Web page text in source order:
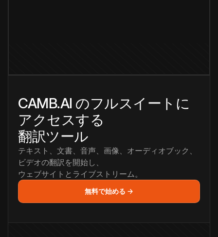
CAMB.AI のフルスイートに
アクセスする
翻訳ツール
テキスト、文書、音声、画像、オーディオブック、
ビデオの翻訳を開始し、
ウェブサイトとライブストリーム。
無料で始める →